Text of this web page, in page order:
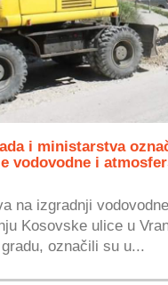
i ministarstva
vodovodne i
na izgradnji
Kosovske ulice u
označili su u...